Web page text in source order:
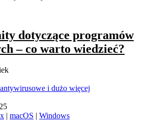
dotyczące programów
– co warto wiedzieć?
i dużo więcej
| macOS | Windows